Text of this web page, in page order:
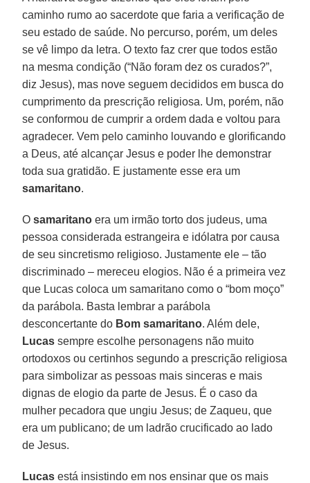
caminho rumo ao sacerdote que faria a verificação de
seu estado de saúde. No percurso, porém, um deles
se vê limpo da letra. O texto faz crer que todos estão
na mesma condição (“Não foram dez os curados?”,
diz Jesus), mas nove seguem decididos em busca do
cumprimento da prescrição religiosa. Um, porém, não
se conformou de cumprir a ordem dada e voltou para
agradecer. Vem pelo caminho louvando e glorificando
a Deus, até alcançar Jesus e poder lhe demonstrar
toda sua gratidão. E justamente esse era um
samaritano.
Osamaritano era um irmão torto dos judeus, uma
pessoa considerada estrangeira e idólatra por causa
de seu sincretismo religioso. Justamente ele – tão
discriminado – mereceu elogios. Não é a primeira vez
que Lucas coloca um samaritano como o “bom moço”
da parábola. Basta lembrar a parábola
desconcertante do Bom samaritano. Além dele,
Lucas sempre escolhe personagens não muito
ortodoxos ou certinhos segundo a prescrição religiosa
para simbolizar as pessoas mais sinceras e mais
dignas de elogio da parte de Jesus. É o caso da
mulher pecadora que ungiu Jesus; de Zaqueu, que
era um publicano; de um ladrão crucificado ao lado
de Jesus.
Lucas está insistindo em nos ensinar que os mais